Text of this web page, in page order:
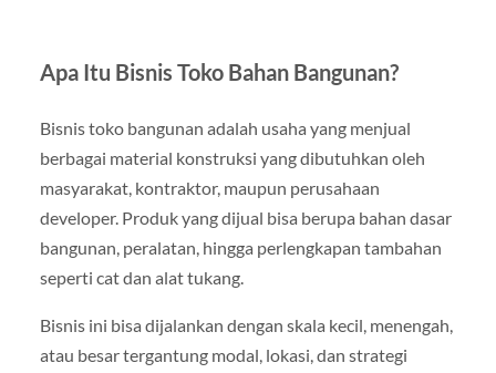
Apa Itu Bisnis Toko Bahan Bangunan?
Bisnis toko bangunan adalah usaha yang menjual
berbagai material konstruksi yang dibutuhkan oleh
masyarakat, kontraktor, maupun perusahaan
developer. Produk yang dijual bisa berupa bahan dasar
bangunan, peralatan, hingga perlengkapan tambahan
seperti cat dan alat tukang.
Bisnis ini bisa dijalankan dengan skala kecil, menengah,
atau besar tergantung modal, lokasi, dan strategi